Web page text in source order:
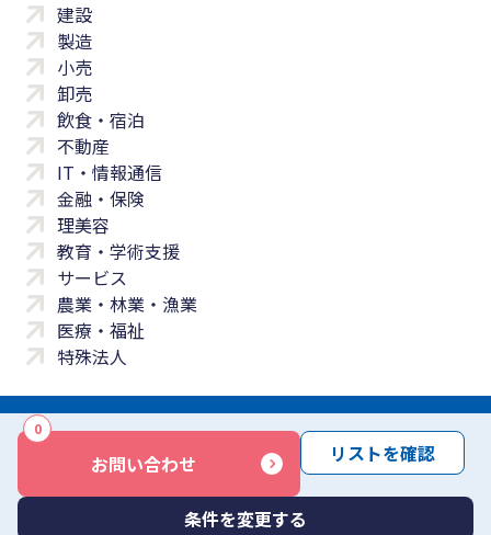
お問い合わせ
0
リストを確認
条件を変更する
建設
製造
小売
卸売
飲食・宿泊
不動産
IT・情報通信
金融・保険
理美容
教育・学術支援
サービス
農業・林業・漁業
医療・福祉
特殊法人
サイトマップ 免責事項 サービス利用規約
商標について反社会勢力に対する基本方針 お問い合わせ
Copyright © Yayoi Co., Ltd. All rights reserved.